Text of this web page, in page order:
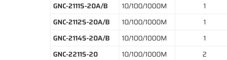
GNC-2111S-20A/B
10/100/1000M 1
GNC-2112S-20A/B
10/100/1000M 1
GNC-2114S-20A/B
10/100/1000M 1
GNC-2211S-20
10/100/1000M 2